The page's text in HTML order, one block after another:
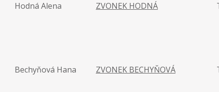
Hodná Alena ZVONEK HODNÁ
Bechyňová Hana ZVONEK BECHYŇOVÁ